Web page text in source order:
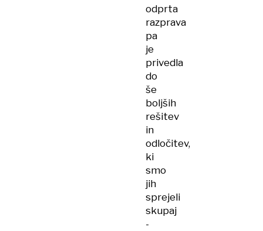
odprta
razprava
pa
je
privedla
do
še
boljših
rešitev
in
odločitev,
ki
smo
jih
sprejeli
skupaj
-